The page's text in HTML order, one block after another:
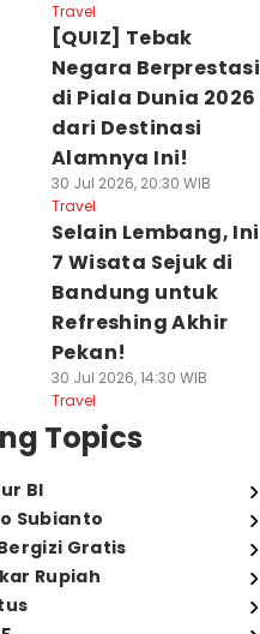
Travel
[QUIZ] Tebak
Negara Berprestasi
di Piala Dunia 2026
dari Destinasi
Alamnya Ini!
30 Jul 2026, 20:30 WIB
Travel
Selain Lembang, Ini
7 Wisata Sejuk di
Bandung untuk
Refreshing Akhir
Pekan!
30 Jul 2026, 14:30 WIB
Travel
Topics
BI
Subianto
Gratis
Rupiah